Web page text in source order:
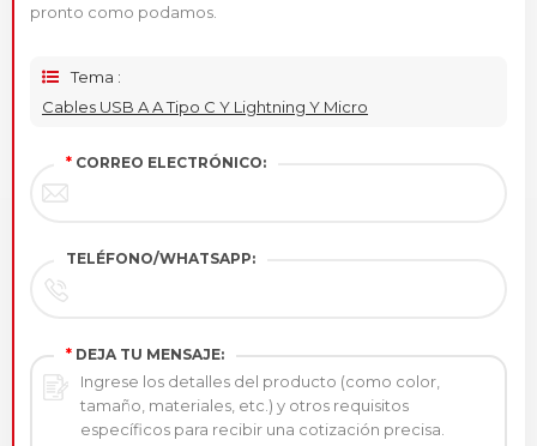
pronto como podamos.
Tema :
Cables USB A A Tipo C Y Lightning Y Micro
* CORREO ELECTRÓNICO:
TELÉFONO/WHATSAPP:
* DEJA TU MENSAJE: